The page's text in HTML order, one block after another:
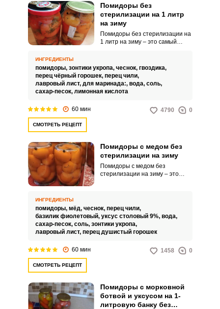
Помидоры без
стерилизации на 1 литр
на зиму
Помидоры без стерилизации на
1 литр на зиму – это самый
несмотря на опыт. Для
консервирования домашней
заготовки понадобятся простые
ингредиенты.
ИНГРЕДИЕНТЫ
помидоры, зонтики укропа, чеснок, гвоздика,
перец чёрный горошек, перец чили,
лавровый лист, для маринада:, вода, соль,
сахар-песок, лимонная кислота
60 мин 4790 0
СМОТРЕТЬ РЕЦЕПТ
Помидоры с медом без
стерилизации на зиму
Помидоры с медом без
стерилизации на зиму – это
ИНГРЕДИЕНТЫ
помидоры, мёд, чеснок, перец чили,
базилик фиолетовый, уксус столовый 9%, вода,
сахар-песок, соль, зонтики укропа,
лавровый лист, перец душистый горошек
60 мин 1458 0
СМОТРЕТЬ РЕЦЕПТ
Помидоры с морковной
ботвой и уксусом на 1-
литровую банку без